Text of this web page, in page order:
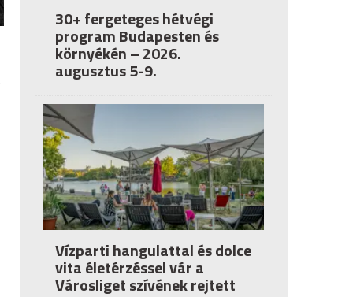
30+ fergeteges hétvégi
program Budapesten és
környékén – 2026.
augusztus 5-9.
Vízparti hangulattal és dolce
vita életérzéssel vár a
Városliget szívének rejtett